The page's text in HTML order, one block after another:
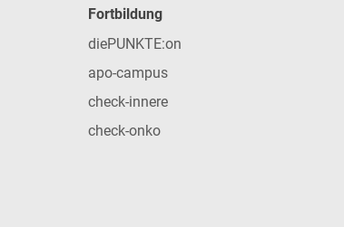
Fortbildung
diePUNKTE:on
apo-campus
check-innere
check-onko